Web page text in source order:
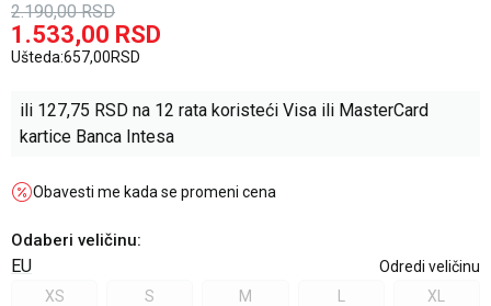
2.190,00 RSD
1.533,00 RSD
Ušteda:657,00RSD
ili 127,75 RSD na 12 rata koristeći Visa ili MasterCard
kartice Banca Intesa
Obavesti me kada se promeni cena
Odaberi veličinu:
EU
Odredi veličinu
XS
S M XL